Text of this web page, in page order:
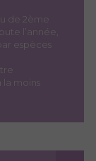
de 2ème
l’année,
espèces
moins